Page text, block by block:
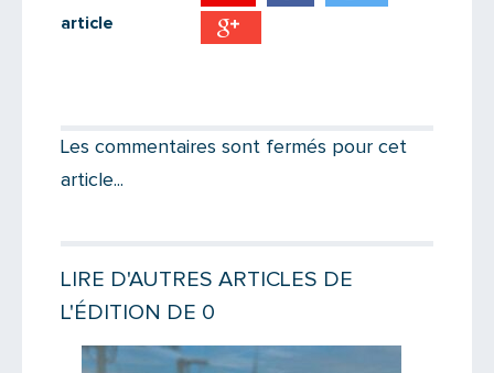
article
Message
Les commentaires sont fermés pour cet
article...
LIRE D'AUTRES ARTICLES DE
L'ÉDITION DE 0
Lire la suite